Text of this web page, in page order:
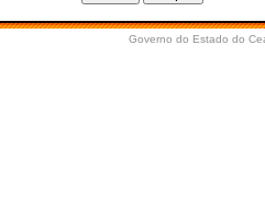
Governo do Estado do